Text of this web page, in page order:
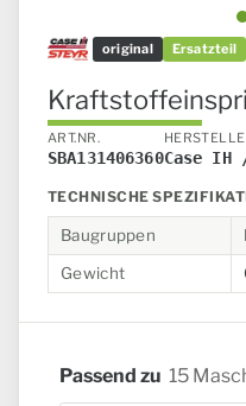
Bild 1 von 5
original Ersatzteil
ART.NR.
SBA131406360Case IH
TECHNISCHE
Baugruppen
Gewicht
Passend zu 15